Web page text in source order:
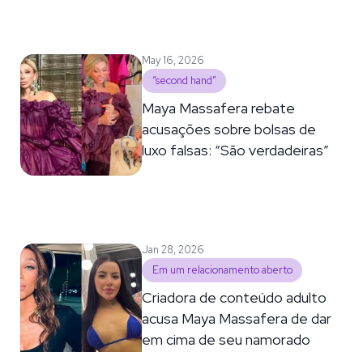
May 16, 2026
“second hand”
Maya Massafera rebate
acusações sobre bolsas de
luxo falsas: “São verdadeiras”
Jan 28, 2026
Em um relacionamento aberto
Criadora de conteúdo adulto
acusa Maya Massafera de dar
em cima de seu namorado